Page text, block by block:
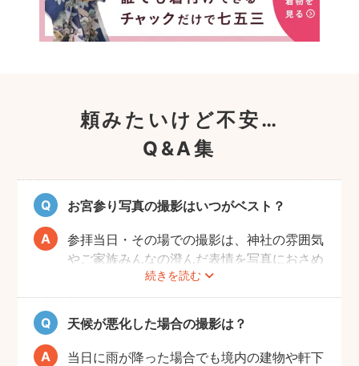
頼みたいけど不安…
Q&A集
お宮参り写真の撮影はいつがベスト？
続きを読む
参拝当日・その場での撮影は、神社の雰囲気
やご家族みんなの澄んだ表情を写真におさめ
ることできオススメですが、当日は慌ただし
くて撮影はちょっと…という場合でも、出発
前のご自宅や参拝後のお食事会など想い出に
残る記念写真を撮影できます。
天候が悪化した場合の撮影は？
当日に雨が降った場合でも境内の建物や軒下